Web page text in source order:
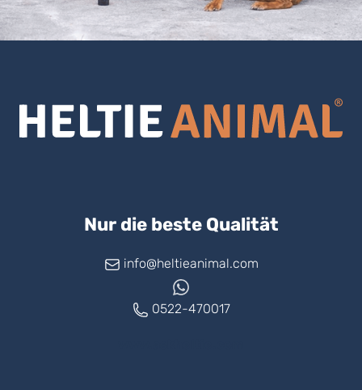
Nur die beste Qualität
info@heltieanimal.com
0522-470017